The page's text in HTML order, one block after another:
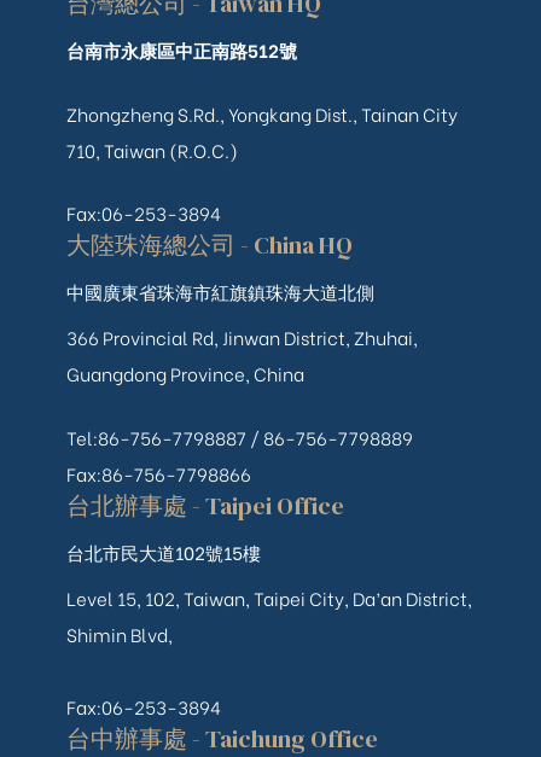
台南市永康區中正南路512號
Zhongzheng S.Rd., Yongkang Dist., Tainan City
710, Taiwan (R.O.C.)
Fax:06-253-3894
大陸珠海總公司 - China HQ
中國廣東省珠海市紅旗鎮珠海大道北側
366 Provincial Rd, Jinwan District, Zhuhai,
Guangdong Province, China
Tel:86-756-7798887 / 86-756-7798889
Fax:86-756-7798866
台北辦事處 - Taipei Office
台北市民大道102號15樓
Level 15, 102, Taiwan, Taipei City, Da’an District,
Shimin Blvd,
Fax:06-253-3894
台中辦事處 - Taichung Office